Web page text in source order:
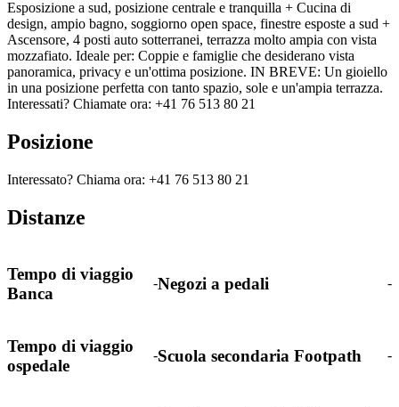
Esposizione a sud, posizione centrale e tranquilla + Cucina di
design, ampio bagno, soggiorno open space, finestre esposte a sud +
Ascensore, 4 posti auto sotterranei, terrazza molto ampia con vista
mozzafiato. Ideale per: Coppie e famiglie che desiderano vista
panoramica, privacy e un'ottima posizione. IN BREVE: Un gioiello
in una posizione perfetta con tanto spazio, sole e un'ampia terrazza.
Interessati? Chiamate ora: +41 76 513 80 21
Posizione
Interessato? Chiama ora: +41 76 513 80 21
Distanze
Tempo di viaggio
Banca
-Negozi a pedali -
Tempo di viaggio
ospedale
-Scuola secondaria Footpath -